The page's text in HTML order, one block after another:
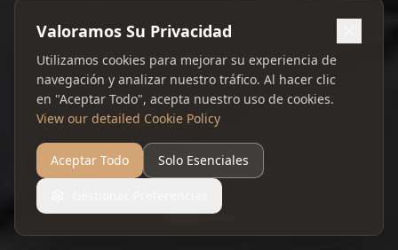
Valoramos Su Privacidad
Utilizamos cookies para mejorar su experiencia de
navegación y analizar nuestro tráfico. Al hacer clic
en "Aceptar Todo", acepta nuestro uso de cookies.
View our detailed Cookie Policy
Aceptar Todo Solo Esenciales